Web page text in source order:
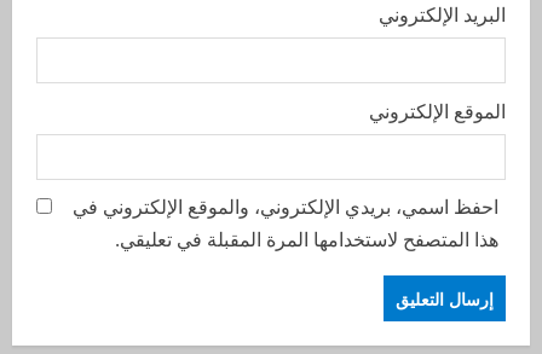
البريد الإلكتروني
الموقع الإلكتروني
احفظ اسمي، بريدي الإلكتروني، والموقع الإلكتروني في
هذا المتصفح لاستخدامها المرة المقبلة في تعليقي.